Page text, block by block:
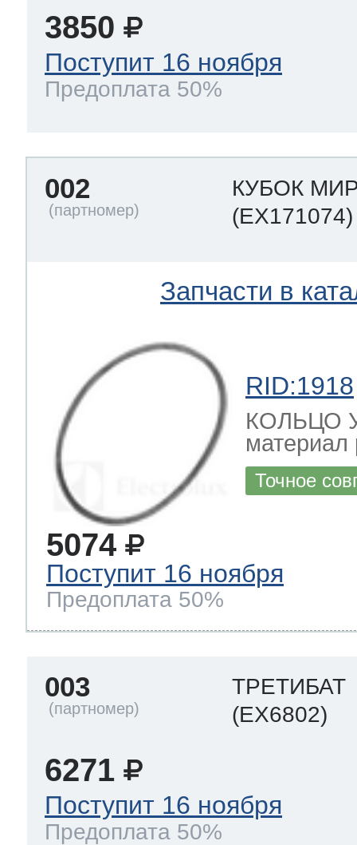
3850
Поступит 16 ноября
Предоплата 50%
002
КУБОК
(EX171074)
Запчасти в
RID:1918
КОЛЬЦО
материал
Точное
5074
Поступит 16 ноября
Предоплата 50%
003
ТРЕТИБАТ
(EX6802)
6271
Поступит 16 ноября
Предоплата 50%